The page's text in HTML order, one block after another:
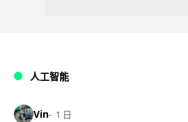
人工智能
Vin 1 日